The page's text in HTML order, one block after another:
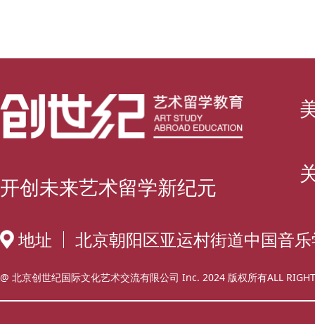
开创未来艺术留学新纪元
地址 北京朝阳区亚运村街道中国音
@ 北京创世纪国际文化艺术交流有限公司 Inc. 2024 版权所有ALL